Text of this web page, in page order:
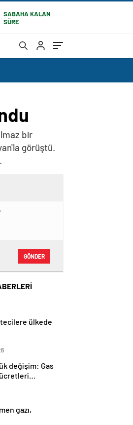
SABAHA KALAN
SÜRE
bir
görüştü.
GÖNDER
ülkede
değişim: Gas
gazı,